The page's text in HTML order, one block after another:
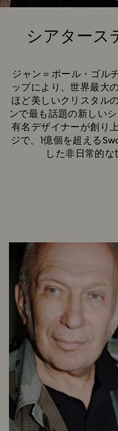
シアタース
ジャン＝ポール・ゴル
ップにより、世界最大
ほど美しいクリスタル
ンで最も話題の新しい
有名デザイナーが創り
ジで、1億個を超える
した非日常的な